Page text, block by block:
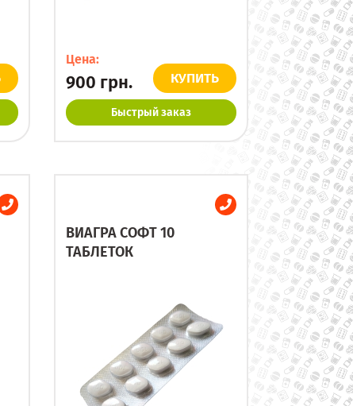
Цена:
900 грн. КУПИТЬ
Быстрый заказ
ВИАГРА СОФТ 10
ТАБЛЕТОК